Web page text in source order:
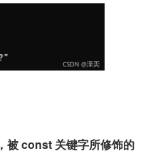
，被 const 关键字所修饰的